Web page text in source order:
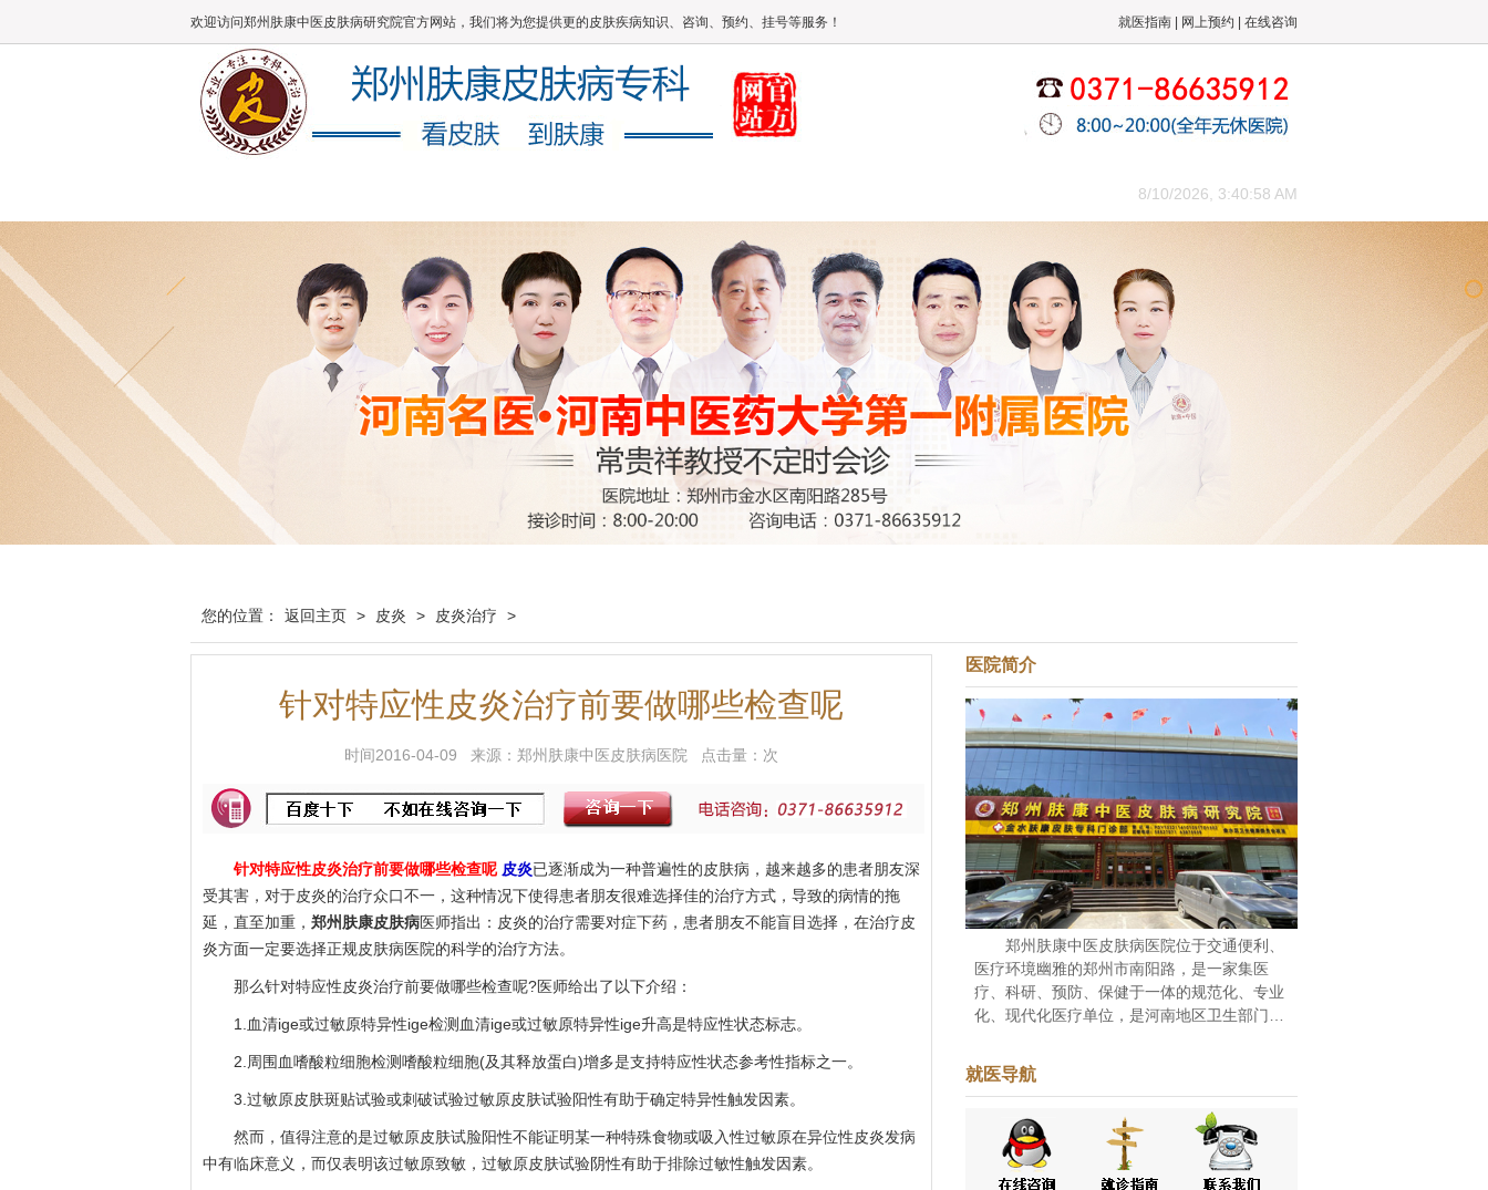
就医指南 网上预约 在线咨询
欢迎访问郑州肤康中医皮肤病研究院官方网站，我们将为您提供更的皮肤疾病知识、咨询、预约、挂号等服务！
8/10/2026, 3:40:59 AM
您的位置： 返回主页 > 皮炎 > 皮炎治疗 >
针对特应性皮炎治疗前要做哪些检查呢
时间2016-04-09 来源：郑州肤康中医皮肤病医院 点击量： 次
针对特应性皮炎治疗前要做哪些检查呢 皮炎已逐渐成为一种普遍性的皮肤病，越来越多的患者朋友深
受其害，对于皮炎的治疗众口不一，这种情况下使得患者朋友很难选择佳的治疗方式，导致的病情的拖
延，直至加重， 郑州肤康皮肤病医师指出：皮炎的治疗需要对症下药，患者朋友不能盲目选择，在治疗皮
炎方面一定要选择正规皮肤病医院的科学的治疗方法。
那么针对特应性皮炎治疗前要做哪些检查呢?医师给出了以下介绍：
1.血清ige或过敏原特异性ige检测血清ige或过敏原特异性ige升高是特应性状态标志。
2.周围血嗜酸粒细胞检测嗜酸粒细胞(及其释放蛋白)增多是支持特应性状态参考性指标之一。
3.过敏原皮肤斑贴试验或刺破试验过敏原皮肤试验阳性有助于确定特异性触发因素。
然而，值得注意的是过敏原皮肤试脸阳性不能证明某一种特殊食物或吸入性过敏原在异位性皮炎发病
中有临床意义，而仅表明该过敏原致敏，过敏原皮肤试验阴性有助于排除过敏性触发因素。
医院简介
郑州肤康中医皮肤病医院位于交通便利、
医疗环境幽雅的郑州市南阳路，是一家集医
疗、科研、预防、保健于一体的规范化、专业
化、现代化医疗单位，是河南地区卫生部门批
于白癜风、牛皮癣等皮肤病的研究和治疗。随
着改革...[点击阅读]
就医导航